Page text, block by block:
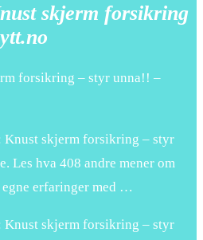
skjerm forsikring
forsikring – styr unna!! –
Knust skjerm forsikring – styr
Les hva 408 andre mener om
erfaringer med …
Knust skjerm forsikring – styr